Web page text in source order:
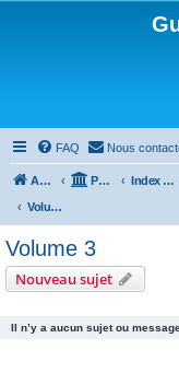
FAQ Nous
Accueil Portail Index du forum
Volume 3
Volume 3
Nouveau sujet
Il n’y a aucun sujet ou